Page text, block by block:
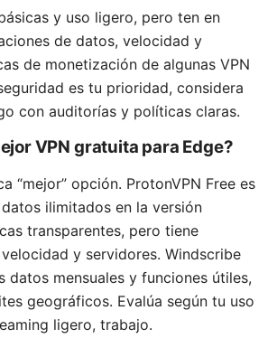
y uso ligero, pero ten en
de datos, velocidad y
de monetización de algunas VPN
es tu prioridad, considera
con auditorías y políticas claras.
VPN gratuita para Edge?
“mejor” opción. ProtonVPN Free es
ilimitados en la versión
transparentes, pero tiene
y servidores. Windscribe
datos mensuales y funciones útiles,
geográficos. Evalúa según tu uso
ligero, trabajo.